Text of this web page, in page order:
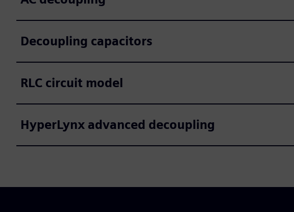
Decoupling capacitors
RLC circuit model
HyperLynx advanced decoupling